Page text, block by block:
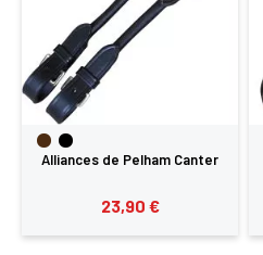
Alliances de Pelham Canter
23,90 €